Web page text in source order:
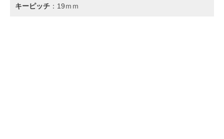
キーピッチ ：19ｍｍ